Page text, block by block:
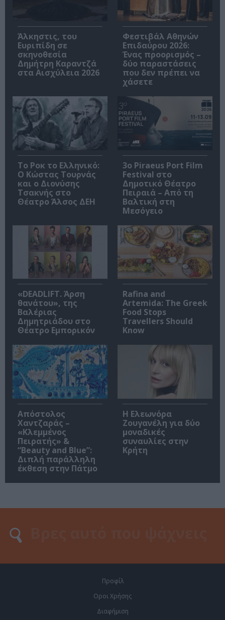
Άλκηστις, του
Ευριπίδη σε
σκηνοθεσία
Δημήτρη Καραντζά
στα Αισχύλεια 2026
Φεστιβάλ Αθηνών
Επιδαύρου 2026:
Ένας προορισμός –
δύο παραστάσεις
που δεν πρέπει να
χάσετε
Το Ροκ το Ελληνικό:
Ο Κώστας Τουρνάς
και ο Διονύσης
Τσακνής στο
Θέατρο Άλσος ΔΕΗ
3o Piraeus Port Film
Festival στο
Δημοτικό Θέατρο
Πειραιά – Από τη
Βαλτική στη
Μεσόγειο
«DEADLIFT. Άρση
θανάτου», της
Βαλέριας
Δημητριάδου στο
Θέατρο Εμπορικόν
Rafina and
Artemida: The Greek
Food Stops
Travellers Should
Know
Απόστολος
Χαντζαράς –
«Κλεμμένος
Πειρατής» &
“Beauty and Blue”:
Διπλή παράλληλη
έκθεση στην Πάτμο
Η Ελεωνόρα
Ζουγανέλη για δύο
μοναδικές
συναυλίες στην
Κρήτη
Προφίλ
Οροι Χρήσης
Διαφήμιση